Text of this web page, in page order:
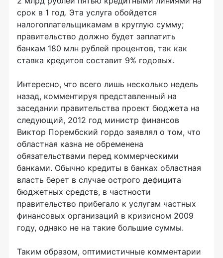
срок в 1 год. Эта услуга обойдется
налогоплательщикамам в круглую сумму;
правительство должно будет заплатить
банкам 180 млн рублей процентов, так как
ставка кредитов составит 9% годовых.
Интересно, что всего лишь несколько недель
назад, комментируя представленный на
заседании правительства проект бюджета на
следующий, 2012 год министр финансов
Виктор Порембский гордо заявлял о том, что
областная казна не обременена
обязательствами перед коммерческими
банками. Обычно кредиты в банках областная
власть берет в случае острого дефицита
бюджетных средств, в частности
правительство прибегало к услугам частных
финансовых организаций в кризисном 2009
году, однако не на такие большие суммы.
Таким образом, оптимистичные комментарии